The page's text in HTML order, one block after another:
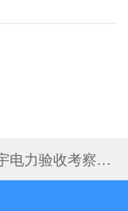
力验收考察交流